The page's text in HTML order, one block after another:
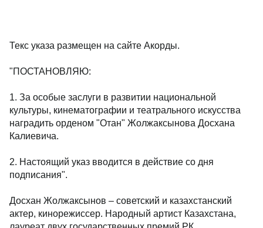
Текс указа размещен на сайте Акорды.
"ПОСТАНОВЛЯЮ:
1. За особые заслуги в развитии национальной
культуры, кинематографии и театрального искусства
наградить орденом "Отан" Жолжаксынова Досхана
Калиевича.
2. Настоящий указ вводится в действие со дня
подписания".
Досхан Жолжаксынов – советский и казахстанский
актер, кинорежиссер. Народный артист Казахстана,